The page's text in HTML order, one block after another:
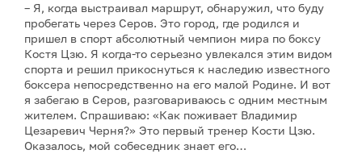
– Я, когда выстраивал маршрут, обнаружил, что буду
пробегать через Серов. Это город, где родился и
пришел в спорт абсолютный чемпион мира по боксу
Костя Цзю. Я когда-то серьезно увлекался этим видом
спорта и решил прикоснуться к наследию известного
боксера непосредственно на его малой Родине. И вот
я забегаю в Серов, разговариваюсь с одним местным
жителем. Спрашиваю: «Как поживает Владимир
Цезаревич Черня?» Это первый тренер Кости Цзю.
Оказалось, мой собеседник знает его…